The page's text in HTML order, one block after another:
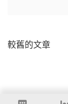
較舊的文章